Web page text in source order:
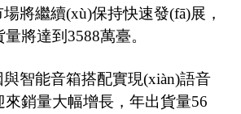
將繼續(xù)保持快速發(fā)展，
將達到3588萬臺。
能音箱搭配實現(xiàn)語音
銷量大幅增長，年出貨量56